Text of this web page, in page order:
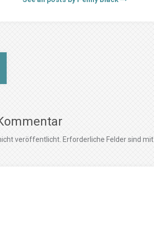
veröffentlicht. Erforderliche Felder sind mit